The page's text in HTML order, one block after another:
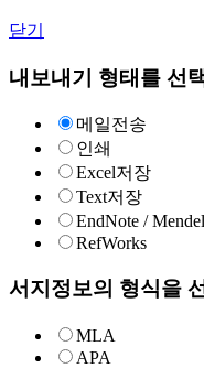
닫기
내보내기 형태를 선
메일전송
인쇄
Excel저장
Text저장
EndNote /
RefWorks
서지정보의 형식을
MLA
APA